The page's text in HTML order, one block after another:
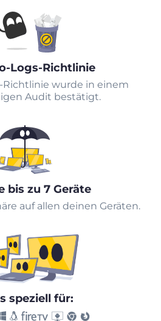
Logs-Richtlinie
Richtlinie wurde in einem
Audit bestätigt.
bis zu 7 Geräte
auf allen deinen Geräten.
speziell für: